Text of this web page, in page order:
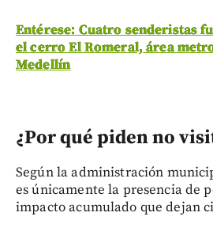
Entérese: Cuatro senderistas
el cerro El Romeral, área
Medellín
¿Por qué piden no
Según la administración
es únicamente la presencia de
impacto acumulado que dejan